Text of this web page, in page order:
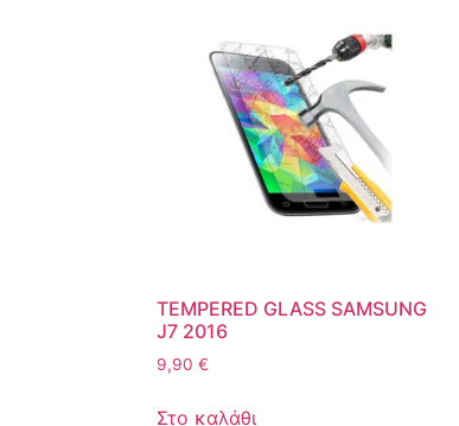
TEMPERED GLASS SAMSUNG
J7 2016
9,90 €
Στο καλάθι